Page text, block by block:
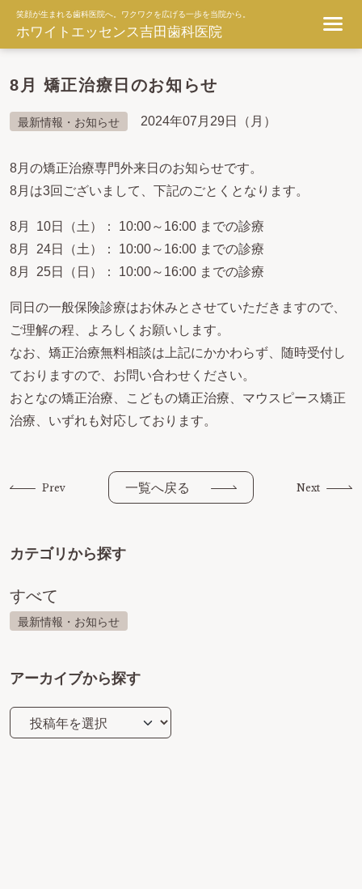
笑顔が生まれる歯科医院へ。ワクワクを広げる一歩を当院から。
ホワイトエッセンス吉田歯科医院
8月 矯正治療日のお知らせ
最新情報・お知らせ 2024年07月29日（月）
8月の矯正治療専門外来日のお知らせです。
8月は3回ございまして、下記のごとくとなります。
8月 10日（土）： 10:00～16:00 までの診療
8月 24日（土）： 10:00～16:00 までの診療
8月 25日（日）： 10:00～16:00 までの診療
同日の一般保険診療はお休みとさせていただきますので、
ご理解の程、よろしくお願いします。
なお、矯正治療無料相談は上記にかかわらず、随時受付し
ておりますので、お問い合わせください。
おとなの矯正治療、こどもの矯正治療、マウスピース矯正
治療、いずれも対応しております。
Prev 一覧へ戻る Next
カテゴリから探す
すべて
最新情報・お知らせ
アーカイブから探す